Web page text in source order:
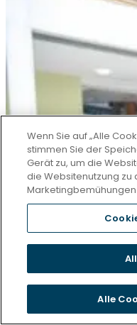
Wenn Sie auf „Alle
stimmen Sie der
Gerät zu, um die
die Websitenutzung zu
Alle